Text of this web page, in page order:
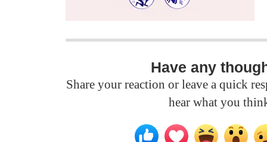
Have any
Share your reaction or leave a quick
hear what you